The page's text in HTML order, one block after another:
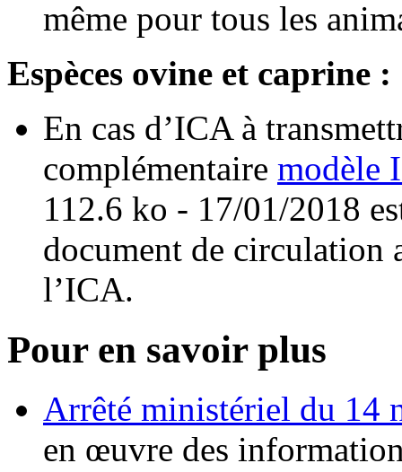
même pour tous les
Espèces ovine et caprine :
En cas d’ICA à
complémentaire modèle
112.6 ko - 17/01/2018
document de circulation
l’ICA.
Pour en savoir plus
Arrêté ministériel du 14
en œuvre des